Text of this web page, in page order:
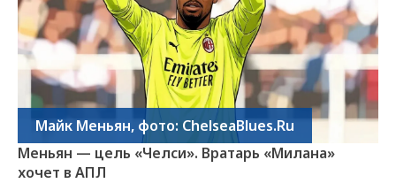
Майк Меньян, фото: ChelseaBlues.Ru
Меньян — цель «Челси». Вратарь «Милана»
хочет в АПЛ